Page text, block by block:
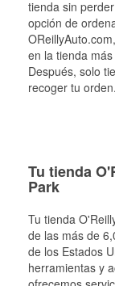
tienda sin
opción de
en la tienda
Después, solo
recoger tu orden.
Tu tienda
Park
Tu tienda
de las más de
de los Estados
herramientas y